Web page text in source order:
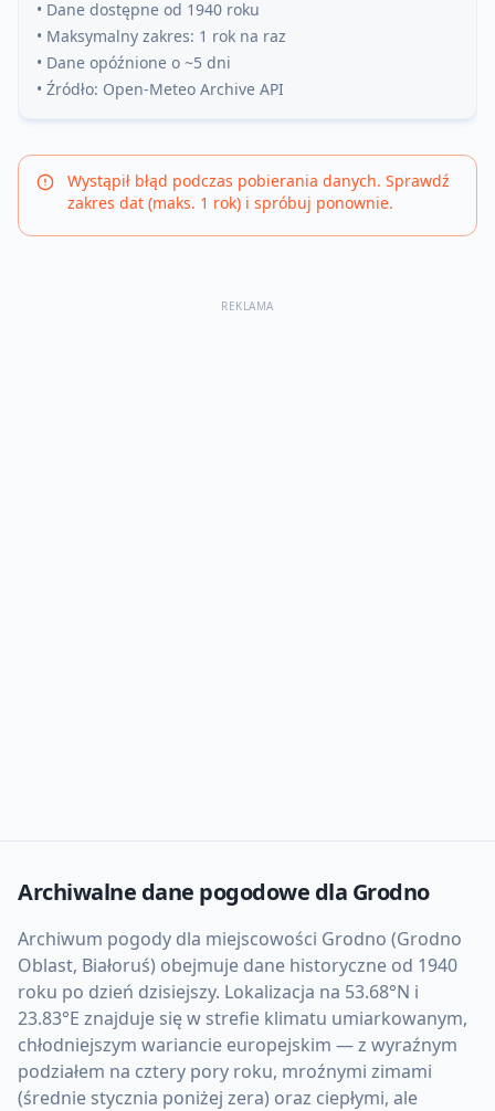
• Dane dostępne od 1940 roku
• Maksymalny zakres: 1 rok na raz
• Dane opóźnione o ~5 dni
• Źródło: Open-Meteo Archive API
Wystąpił błąd podczas pobierania danych. Sprawdź
zakres dat (maks. 1 rok) i spróbuj ponownie.
REKLAMA
Archiwalne dane pogodowe dla Grodno
Archiwum pogody dla miejscowości Grodno (Grodno
Oblast, Białoruś) obejmuje dane historyczne od 1940
roku po dzień dzisiejszy. Lokalizacja na 53.68°N i
23.83°E znajduje się w strefie klimatu umiarkowanym,
chłodniejszym wariancie europejskim — z wyraźnym
podziałem na cztery pory roku, mroźnymi zimami
(średnie stycznia poniżej zera) oraz ciepłymi, ale